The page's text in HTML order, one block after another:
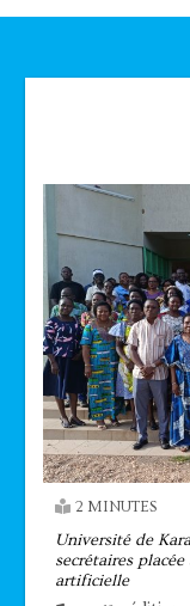
2 MINUTES
Université de
secrétaires
artificielle